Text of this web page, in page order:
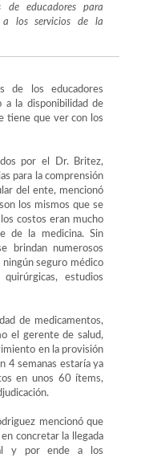
de educadores para
a los servicios de la
de los educadores
a la disponibilidad de
tiene que ver con los
por el Dr. Britez,
para la comprensión
del ente, mencionó
los mismos que se
costos eran mucho
de la medicina. Sin
brindan numerosos
seguro médico
estudios
de medicamentos,
el gerente de salud,
en la provisión
4 semanas estaría ya
en unos 60 ítems,
mencionó que
concretar la llegada
y por ende a los